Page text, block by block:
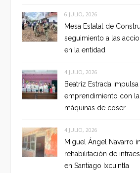
6 JULIO, 2026
Mesa Estatal de
seguimiento a las
en la entidad
4 JULIO, 2026
Beatriz Estrada
emprendimiento con
máquinas de coser
4 JULIO, 2026
Miguel Ángel Navarro
rehabilitación de
en Santiago Ixcuintla